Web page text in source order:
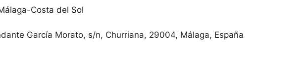
Costa del Sol
García Morato, s/n, Churriana, 29004, Málaga, España